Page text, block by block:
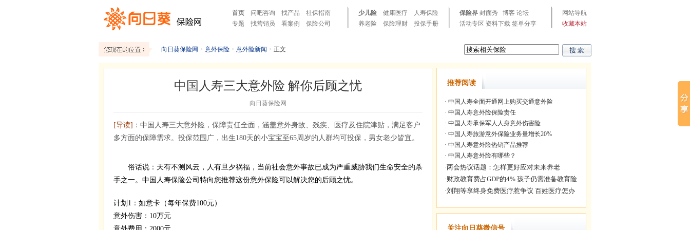
首页 问吧咨询 找产品
社保指南
专题
找营销员 看案例 保险公司
少儿险 健康医疗
人寿保险
养老险
保险理财 投保手册
保险界 封面秀 博客 论坛
活动专区 资料下载 签单分享
网站导航
收藏本站
向日葵保险网 > 意外保险 > 意外险新闻 > 正文
中国人寿三大意外险 解你后顾之忧
向日葵保险网
[导读] ：中国人寿三大意外险，保障责任全面，涵盖意外身故、残疾、医疗及住院津贴，满足客户
多方面的保障需求。投保范围广，出生180天的小宝宝至65周岁的人群均可投保，男女老少皆宜。
俗话说：天有不测风云，人有旦夕祸福，当前社会意外事故已成为严重威胁我们生命安全的杀
手之一。中国人寿保险公司特向您推荐这份意外保险可以解决您的后顾之忧。
计划1：如意卡（每年保费100元）
意外伤害：10万元
推荐阅读
· 中国人寿全面开通网上购买交通意外险
· 中国人寿意外险保险责任
· 中国人寿承保军人人身意外伤害险
· 中国人寿旅游意外保险业务量增长20%
· 中国人寿意外险热销产品推荐
· 中国人寿意外险有哪些？
关注向日葵微信号